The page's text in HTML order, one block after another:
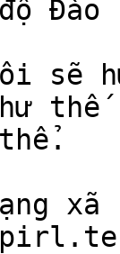
Đào
sẽ